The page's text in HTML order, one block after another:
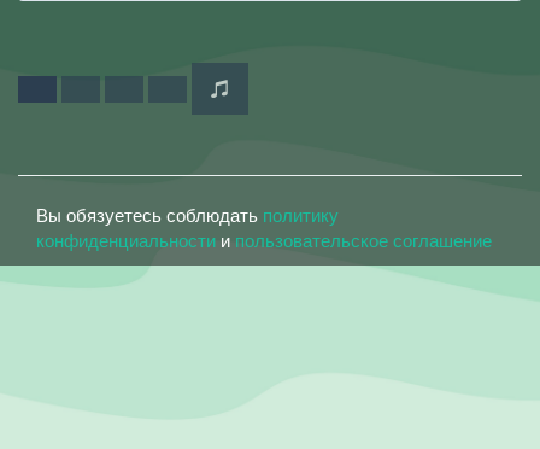
Вы обязуетесь соблюдать политику
конфиденциальности и пользовательское соглашение